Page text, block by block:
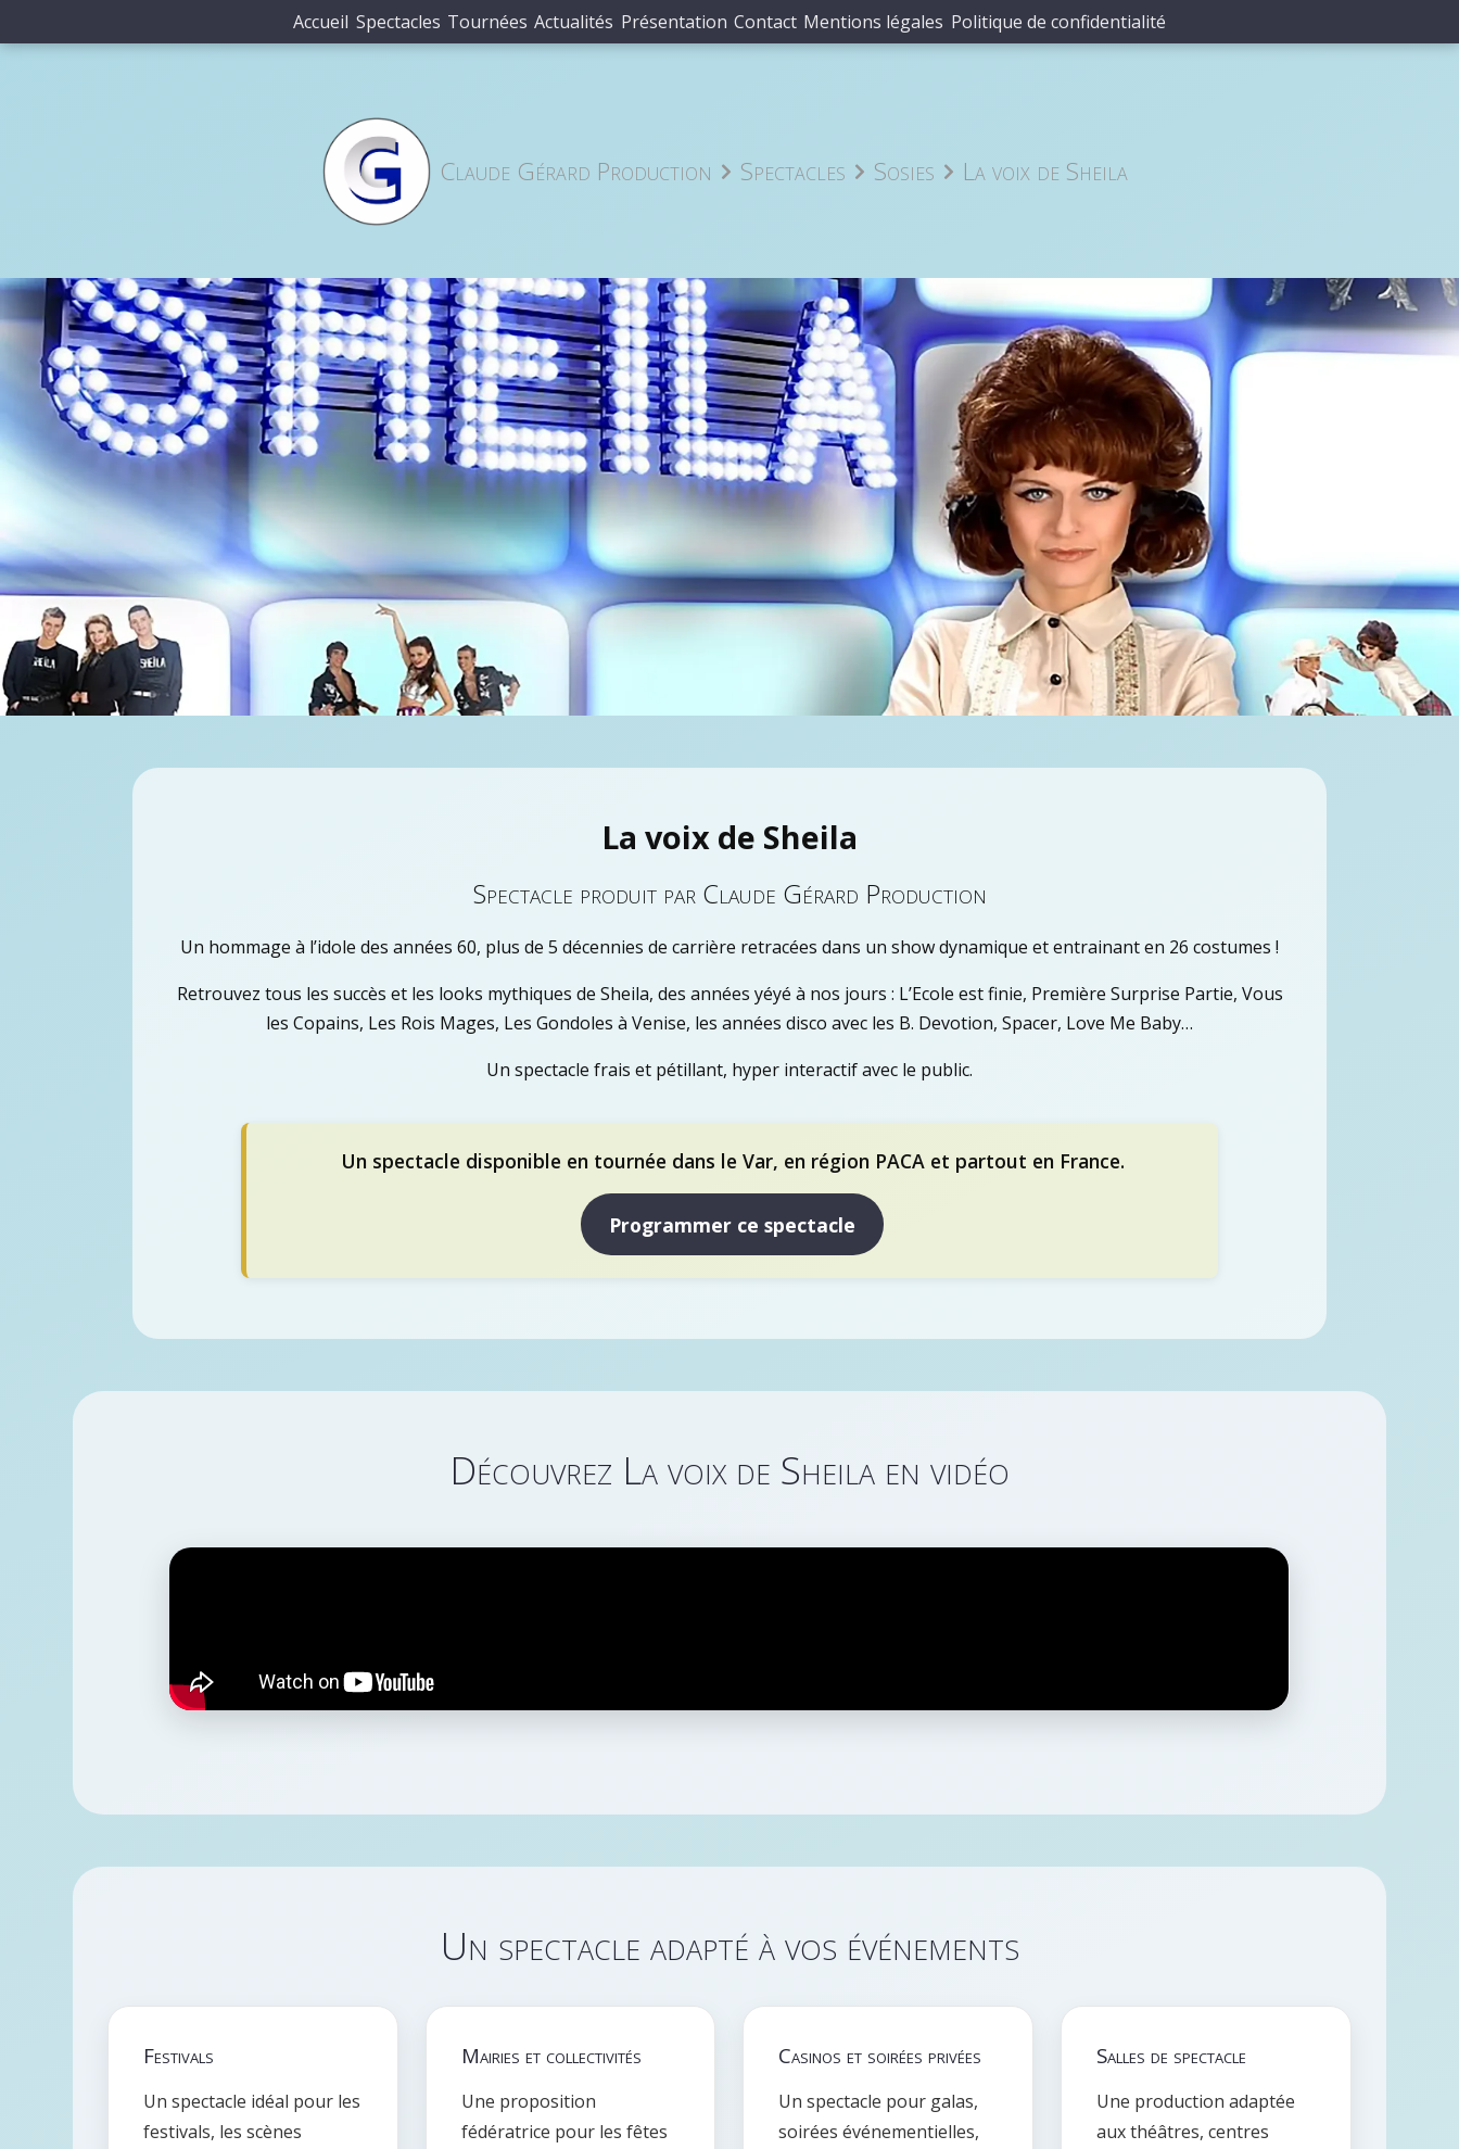
Accueil Spectacles Tournées Actualités Présentation Contact Mentions légales Politique de confidentialité
Claude Gérard Production Spectacles Sosies La voix de Sheila
La voix de Sheila
Spectacle produit par Claude Gérard Production
Un hommage à l’idole des années 60, plus de 5 décennies de carrière retracées dans un show dynamique et entrainant en 26 costumes !
Retrouvez tous les succès et les looks mythiques de Sheila, des années yéyé à nos jours : L’Ecole est finie, Première Surprise Partie, Vous
les Copains, Les Rois Mages, Les Gondoles à Venise, les années disco avec les B. Devotion, Spacer, Love Me Baby…
Un spectacle frais et pétillant, hyper interactif avec le public.
Un spectacle disponible en tournée dans le Var, en région PACA et partout en France.
Programmer ce spectacle
Découvrez La voix de Sheila en vidéo
Un spectacle adapté à vos événements
Festivals
Un spectacle idéal pour les
festivals, les scènes
Mairies et collectivités
Une proposition
fédératrice pour les fêtes
Casinos et soirées privées
Un spectacle pour galas,
soirées événementielles,
Salles de spectacle
Une production adaptée
aux théâtres, centres